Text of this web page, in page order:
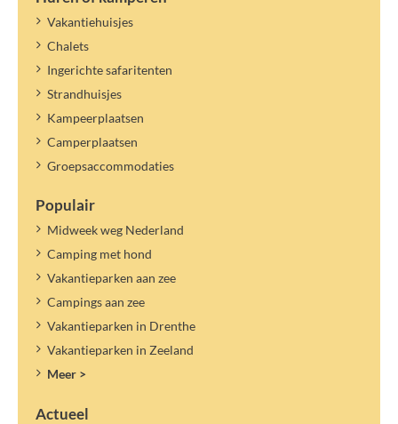
Vakantiehuisjes
Chalets
Ingerichte safaritenten
Strandhuisjes
Kampeerplaatsen
Camperplaatsen
Groepsaccommodaties
Populair
Midweek weg Nederland
Camping met hond
Vakantieparken aan zee
Campings aan zee
Vakantieparken in Drenthe
Vakantieparken in Zeeland
Meer >
Actueel